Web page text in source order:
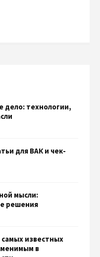
дело: технологии,
для ВАК и чек-
мысли:
решения
известных
в